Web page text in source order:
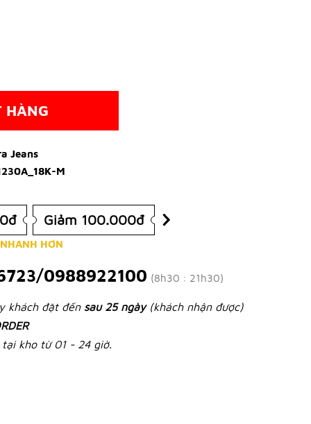
HÀNG
Jeans
M
Giảm 100.000đ
HƠN
0988922100 (8h30 : 21h30)
khách đặt đến sau 25 ngày (khách nhận được)
kho từ 01 - 24 giờ.